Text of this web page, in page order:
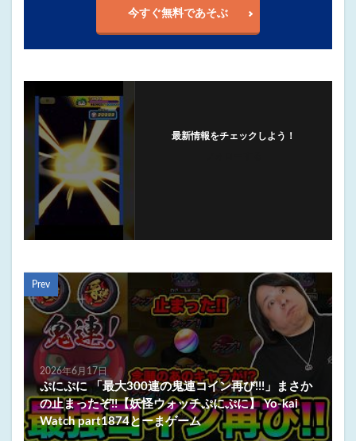
今すぐ無料であそぶ
最新情報をチェックしよう！
Prev
2026年6月17日
ぷにぷに 「最大300連の鬼連コイン再び!!!」まさか
の止まったぞ!!【妖怪ウォッチぷにぷに】 Yo-kai
Watch part1874とーまゲーム